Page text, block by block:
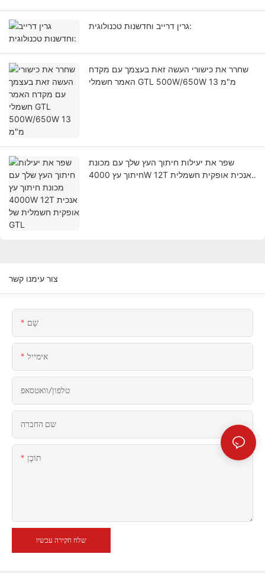
גרין דרייב וחדשנות טכנולוגית:
שחרר את כישורי העשה זאת בעצמך עם מקדח
האמר חשמלי GTL 500W/650W 13 מ"מ
שפר את יעילות חיתוך העץ שלך עם מכונת
חיתוך עץ 4000W 12T אנכית אופקית חשמלית
צור עימנו קשר
שֵׁם
אימייל
טלפון/וואטסאפ
שם החברה
תוֹכֶן
שלח חקירה עכשיו